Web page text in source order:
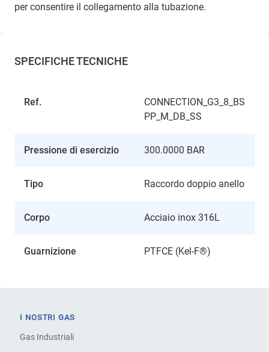
per consentire il collegamento alla tubazione.
SPECIFICHE TECNICHE
Ref.
CONNECTION_G3_8_BS
PP_M_DB_SS
Pressione di esercizio 300.0000 BAR
Tipo Raccordo doppio anello
Corpo Acciaio inox 316L
Guarnizione PTFCE (Kel-F®)
I NOSTRI GAS
Gas Industriali